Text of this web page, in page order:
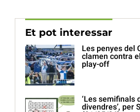
Et pot interessar
Les penyes del
clamen contra
play-off
‘Les semifinals
divendres’, per